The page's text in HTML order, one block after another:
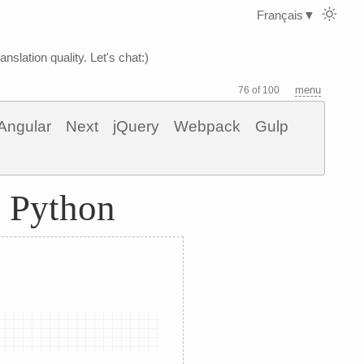
quality. Let's chat:)
76 of 100 menu
Next jQuery Webpack Gulp
Python
Français ▼